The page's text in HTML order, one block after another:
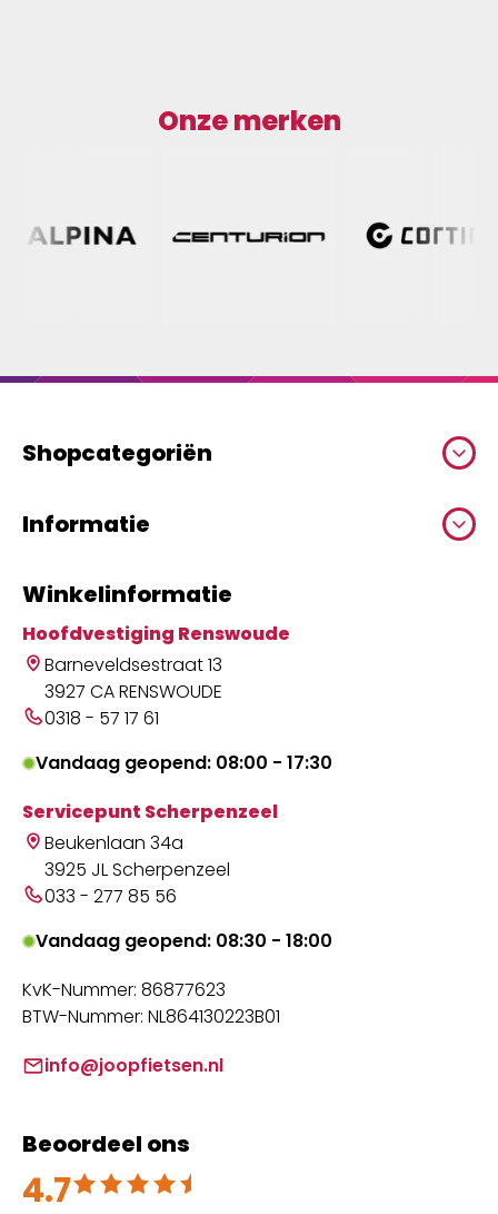
Onze merken
Shopcategoriën
Informatie
Winkelinformatie
Hoofdvestiging Renswoude
Barneveldsestraat 13
3927 CA RENSWOUDE
0318 - 57 17 61
Vandaag geopend: 08:00 - 17:30
Servicepunt Scherpenzeel
Beukenlaan 34a
3925 JL Scherpenzeel
033 - 277 85 56
Vandaag geopend: 08:30 - 18:00
KvK-Nummer: 86877623
BTW-Nummer: NL864130223B01
info@joopfietsen.nl
Beoordeel ons
4.7
Beoordeeld met 4.7 uit 5